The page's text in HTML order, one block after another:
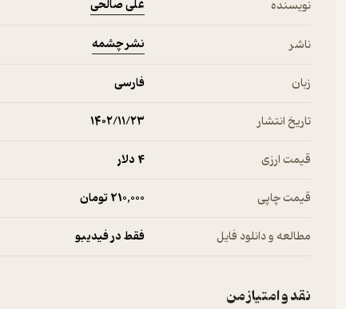
و بود
و بود
مجنونانانا… به هر میخانه‌ی خرابات!
نویسنده علی صالحی
ناشر نشر چشمه
زبان فارسی
تاریخ انتشار ۱۴۰۲/۱۱/۲۳
قیمت ارزی 4 دلار
قیمت چاپی 210,000 تومان
مطالعه و دانلود فایل فقط در فیدیبو
نقد و امتیاز من